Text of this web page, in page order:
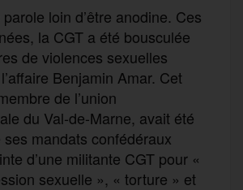
loin d’être anodine. Ces
la CGT a été bousculée
de violences sexuelles
Benjamin Amar. Cet
de l’union
du Val-de-Marne, avait été
mandats confédéraux
d’une militante CGT pour «
sexuelle », « torture » et